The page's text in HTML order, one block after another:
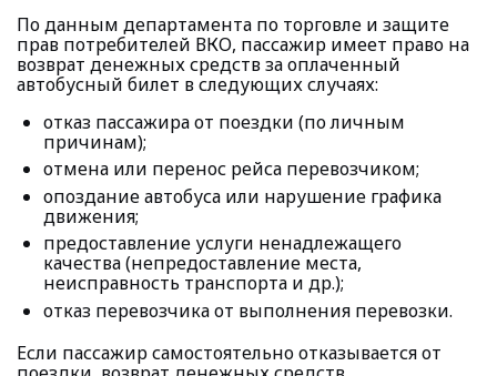
По данным департамента по торговле и защите
прав потребителей ВКО, пассажир имеет право на
возврат денежных средств за оплаченный
автобусный билет в следующих случаях:
отказ пассажира от поездки (по личным
причинам);
отмена или перенос рейса перевозчиком;
опоздание автобуса или нарушение графика
движения;
предоставление услуги ненадлежащего
качества (непредоставление места,
неисправность транспорта и др.);
отказ перевозчика от выполнения перевозки.
Если пассажир самостоятельно отказывается от